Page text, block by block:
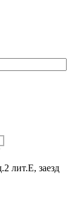
лит.Е, заезд